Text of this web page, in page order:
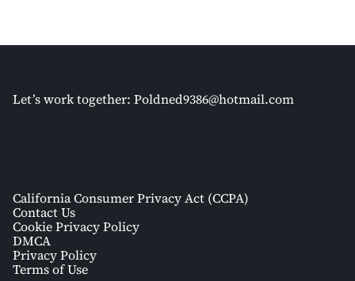
Let’s work together: Poldned9386@hotmail.com
California Consumer Privacy Act (CCPA)
Contact Us
Cookie Privacy Policy
DMCA
Privacy Policy
Terms of Use